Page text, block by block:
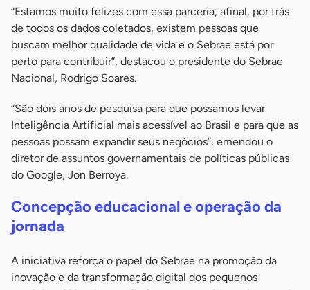
“Estamos muito felizes com essa parceria, afinal, por trás
de todos os dados coletados, existem pessoas que
buscam melhor qualidade de vida e o Sebrae está por
perto para contribuir”, destacou o presidente do Sebrae
Nacional, Rodrigo Soares.
“São dois anos de pesquisa para que possamos levar
Inteligência Artificial mais acessível ao Brasil e para que as
pessoas possam expandir seus negócios”, emendou o
diretor de assuntos governamentais de políticas públicas
do Google, Jon Berroya.
Concepção educacional e operação da
jornada
A iniciativa reforça o papel do Sebrae na promoção da
inovação e da transformação digital dos pequenos